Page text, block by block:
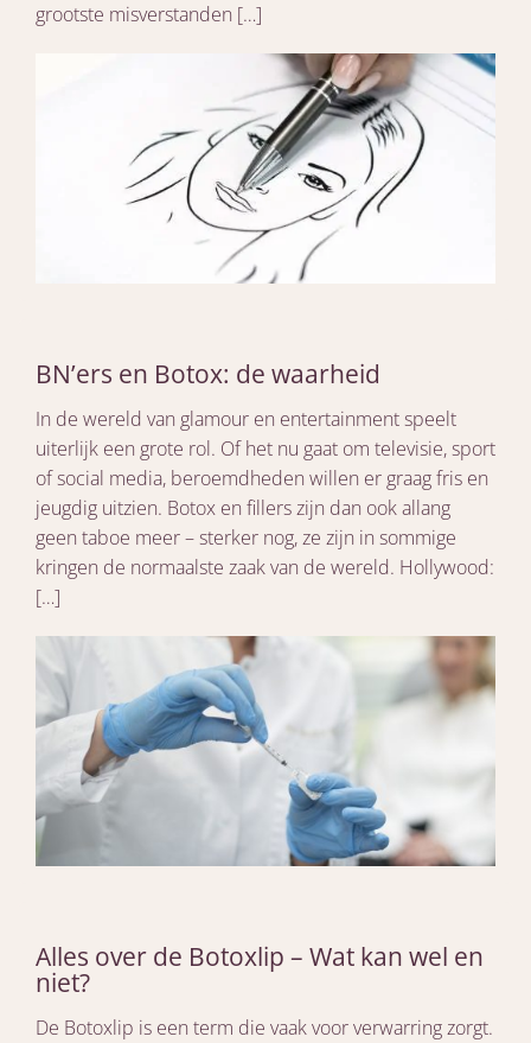
grootste misverstanden […]
BN’ers en Botox: de waarheid
In de wereld van glamour en entertainment speelt
uiterlijk een grote rol. Of het nu gaat om televisie, sport
of social media, beroemdheden willen er graag fris en
jeugdig uitzien. Botox en fillers zijn dan ook allang
geen taboe meer – sterker nog, ze zijn in sommige
kringen de normaalste zaak van de wereld. Hollywood:
[…]
Alles over de Botoxlip – Wat kan wel en
niet?
De Botoxlip is een term die vaak voor verwarring zorgt.